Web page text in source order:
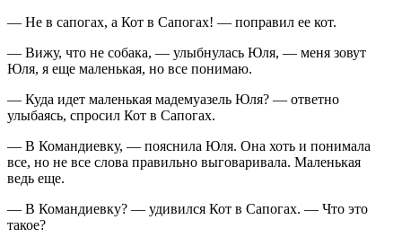
— Не в сапогах, а Кот в Сапогах! — поправил ее кот.
— Вижу, что не собака, — улыбнулась Юля, — меня зовут
Юля, я еще маленькая, но все понимаю.
— Куда идет маленькая мадемуазель Юля? — ответно
улыбаясь, спросил Кот в Сапогах.
— В Командиевку, — пояснила Юля. Она хоть и понимала
все, но не все слова правильно выговаривала. Маленькая
ведь еще.
— В Командиевку? — удивился Кот в Сапогах. — Что это
такое?